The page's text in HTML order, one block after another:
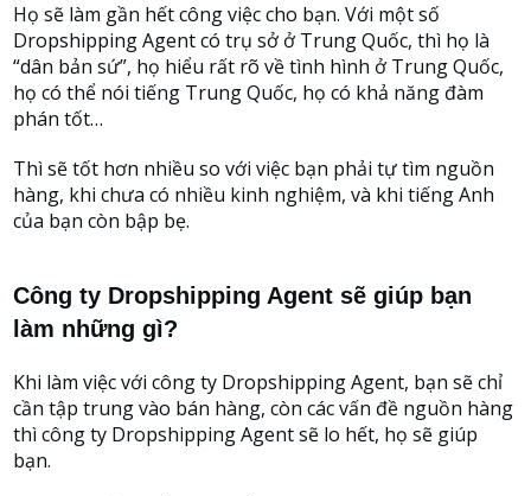
Họ sẽ làm gần hết công việc cho bạn. Với một số
Dropshipping Agent có trụ sở ở Trung Quốc, thì họ là
“dân bản sứ”, họ hiểu rất rõ về tình hình ở Trung Quốc,
họ có thể nói tiếng Trung Quốc, họ có khả năng đàm
phán tốt…
Thì sẽ tốt hơn nhiều so với việc bạn phải tự tìm nguồn
hàng, khi chưa có nhiều kinh nghiệm, và khi tiếng Anh
của bạn còn bập bẹ.
Công ty Dropshipping Agent sẽ giúp bạn
làm những gì?
Khi làm việc với công ty Dropshipping Agent, bạn sẽ chỉ
cần tập trung vào bán hàng, còn các vấn đề nguồn hàng
thì công ty Dropshipping Agent sẽ lo hết, họ sẽ giúp
bạn.